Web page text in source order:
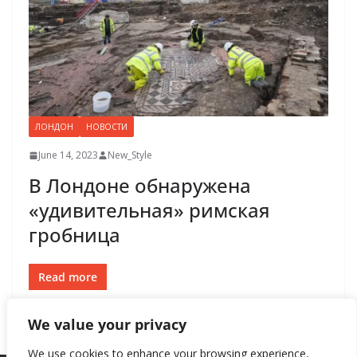
We value your privacy
We use cookies to enhance your browsing experience,
ЛОНДОН НОВОСТИ
June 14, 2023 New_Style
В Лондоне обнаружена
«удивительная» римская
гробница
Read more